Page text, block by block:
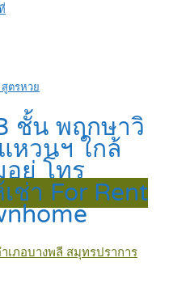
ตรหวย
ชั้น พฤกษาวิ
หวนฯ ใกล้
อยู่ โทร
ช่า For Rent
เภอบางพลี สมุทรปราการ